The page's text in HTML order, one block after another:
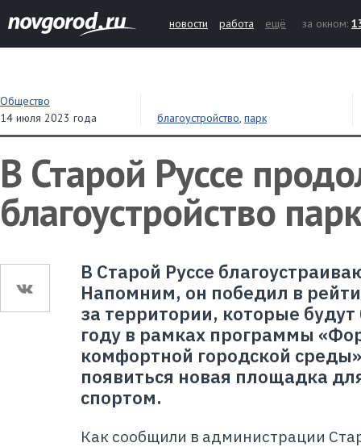
новости работа ещё за окном:
Общество
14 июля 2023 года
благоустройство, парк
В Старой Руссе
благоустройство
В Старой Руссе
Напомним, он победил в
за территории, которые
году в рамках программы
комфортной городской
появиться новая площадка
спортом.
Как сообщили в администрации